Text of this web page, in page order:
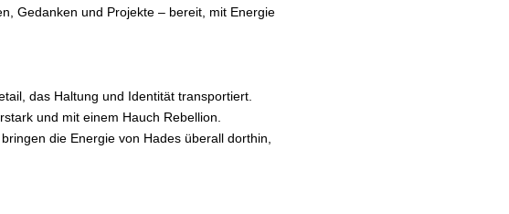
Gedanken und Projekte – bereit, mit Energie
das Haltung und Identität transportiert.
und mit einem Hauch Rebellion.
die Energie von Hades überall dorthin,